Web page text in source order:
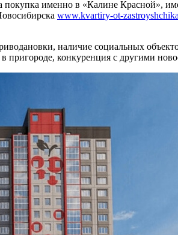
именно в «Калине Красной»,
www.kvartiry-ot-
наличие социальных
пригороде, конкуренция с другими